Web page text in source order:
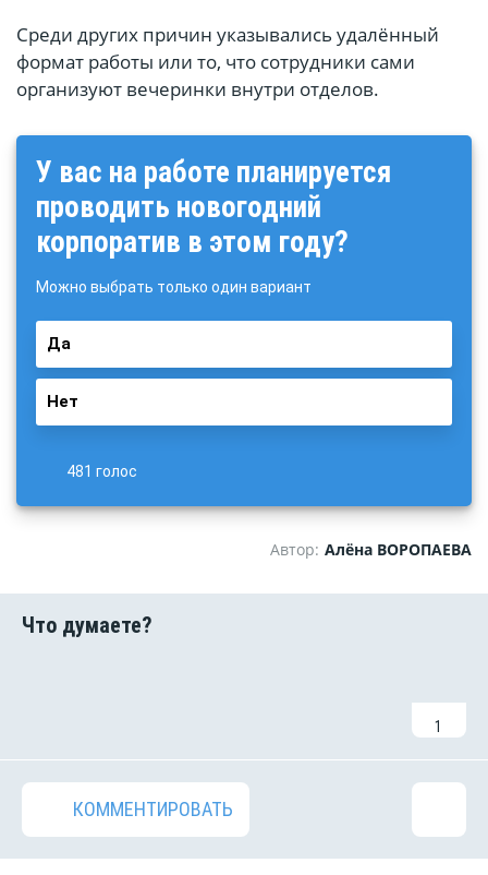
Среди других причин указывались удалённый
формат работы или то, что сотрудники сами
организуют вечеринки внутри отделов.
У вас на работе планируется
проводить новогодний
корпоратив в этом году?
Можно выбрать только один вариант
Да
Нет
481 голос
Автор: Алёна ВОРОПАЕВА
1
КОММЕНТИРОВАТЬ